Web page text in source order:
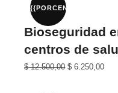
$ 25.000,00.$ 12.500,00.
{{PORCENTAJE}}%
Bioseguridad
centros de
El
$12.500,00El
$ 6.250,00